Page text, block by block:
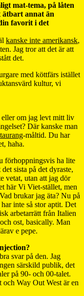
mat-tema, på låten
ätbart annat än
favorit i det
kanske inte amerikansk,
Jag tror att det är att
det.
med köttfärs istället
kultur, vi
eller om jag levt mitt liv
Där kanske man
-måltid. Du har
haha.
förhoppningsvis ha lite
sista på det dyraste,
vetat, utan att jag dör
här Vi Viet-stället, men
brukar jag äta? Nu på
inte så stor aptit. Det
arbetarrätt från Italien
ost, basically. Man
e pepe.
svar på den. Jag
särskild publik, det
på 90- och 00-talet.
och Way Out West är en